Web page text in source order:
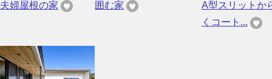
夫婦屋根の家 囲む家
A型スリットか
くコート...